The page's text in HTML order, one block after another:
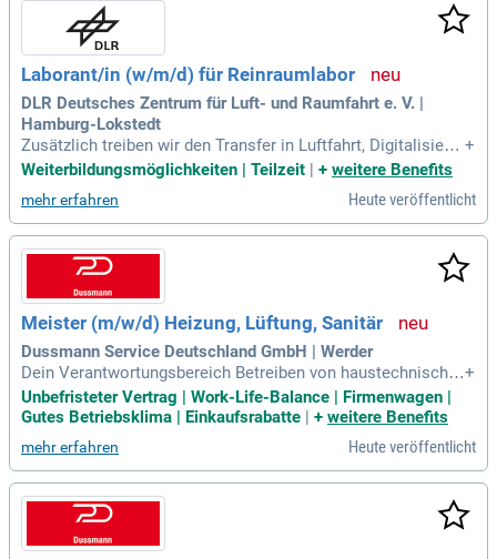
Laborant/in (w/m/d) für Reinraumlabor
DLR Deutsches Zentrum für Luft- und Raumfahrt e. V. |
Hamburg-Lokstedt
Zusätzlich treiben wir den Transfer in Luftfahrt, Digitalisieru
ng, Energie, Sicherheit und Verkehr voran.
+
Weiterbildungsmöglichkeiten | Teilzeit | + weitere Benefits
mehr erfahren Heute veröffentlicht
Meister (m/w/d) Heizung, Lüftung, Sanitär
Dussmann Service Deutschland GmbH | Werder
Dein Verantwortungsbereich Betreiben von haustechnische
n Anlagen (schwerpunktmäßig, Heizungs- und Sanitärtechni
k, Raumluft- und Kältetechnik sowie technische Einrichtung
olle der Arbeiten gemäß DIN
+
Unbefristeter Vertrag | Work-Life-Balance | Firmenwagen |
Gutes Betriebsklima | Einkaufsrabatte
+ weitere Benefits
mehr erfahren Heute veröffentlicht